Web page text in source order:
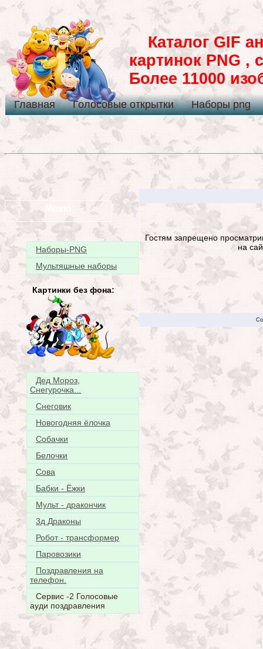
Каталог GIF
картинок PNG ,
Более 11000
Главная Голосовые открытки Наборы png
Наборы-PNG
Мультяшные наборы
Картинки без фона:
Дед Мороз,
Снегурочка...
Снеговик
Новогодняя ёлочка
Собачки
Белочки
Сова
Бабки - Ёжки
Мульт - дракончик
3д Драконы
Робот - трансформер
Паровозики
Поздравления на
телефон.
Сервис -2 Голосовые
ауди поздравления
Гостям запрещено
на